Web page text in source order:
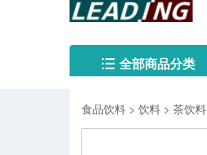
全部商品分类
食品饮料 > 饮料 > 茶饮料